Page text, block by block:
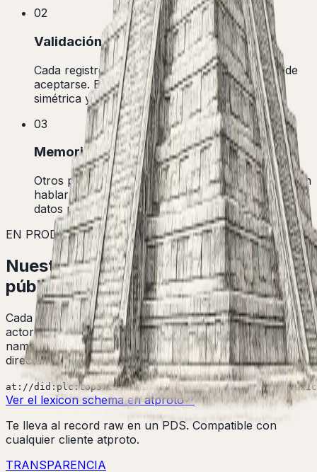
02
Validación automática
Cada registro se verifica contra el plano antes de
aceptarse. Es la diferencia entre una pirámide
simétrica y un montón de piedras.
03
Memoria compartida
Otros proyectos que usen el mismo lexicon pueden
hablar entre sí sin acuerdos privados. La capa de
datos pública se vuelve un bien común.
EN PRODUCCIÓN
Nuestros lexicons viven en atproto,
públicos para cualquiera.
Cada esquema que usamos para noticias, DOF, leyes,
actores y enriquecimientos está publicado en el
namespace tech.transparencia.* y se puede consultar
directamente:
at://did:plc:top57c5tklg2fjl66hpidi45/
Ver el lexicon schema en atproto ↗
Te lleva al record raw en un PDS. Compatible con
cualquier cliente atproto.
TRANSPARENCIA